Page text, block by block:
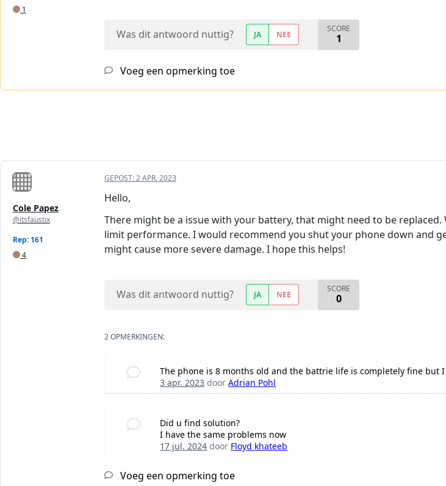
1
Was dit antwoord nuttig? JA NEE
SCORE
1
Voeg een opmerking toe
Cole Papez
@itsfaustix
Rep: 161
4
GEPOST:2 APR. 2023
Hello,
There might be a issue with your battery, that might need to be
limit performance. I would recommend you shut your phone down and
might cause more severe damage. I hope this helps!
Was dit antwoord nuttig? JA NEE
SCORE
0
2 OPMERKINGEN:
The phone is 8 months old and the battrie life is completely fine but
3 apr. 2023 doorAdrian Pohl
Did u find solution?
I have the same problems now
17 jul. 2024 door Floyd khateeb
Voeg een opmerking toe